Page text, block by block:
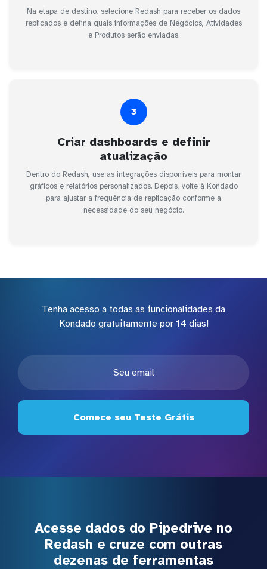
Na etapa de destino, selecione Redash para receber os dados
replicados e defina quais informações de Negócios, Atividades
e Produtos serão enviadas.
3
Criar dashboards e definir
atualização
Dentro do Redash, use as integrações disponíveis para montar
gráficos e relatórios personalizados. Depois, volte à Kondado
para ajustar a frequência de replicação conforme a
necessidade do seu negócio.
Tenha acesso a todas as funcionalidades da
Kondado gratuitamente por 14 dias!
Comece seu Teste Grátis
Acesse dados do Pipedrive no
Redash e cruze com outras
dezenas de ferramentas